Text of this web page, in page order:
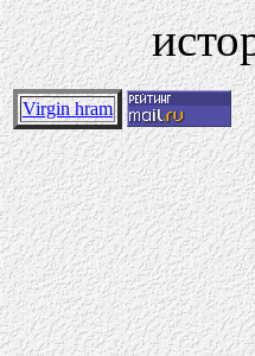
Virgin hram